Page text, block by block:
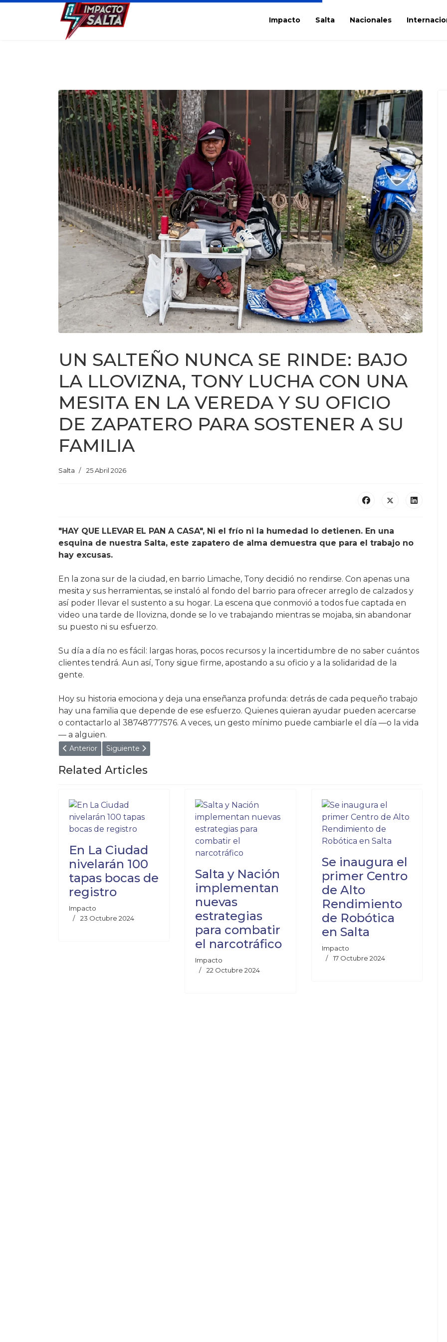
Impacto Salta Nacionales
UN SALTEÑO NUNCA SE RINDE: BAJO
LA LLOVIZNA, TONY LUCHA CON UNA
MESITA EN LA VEREDA Y SU OFICIO
DE ZAPATERO PARA SOSTENER A SU
FAMILIA
Salta 25 Abril 2026
"HAY QUE LLEVAR EL PAN A CASA", Ni el frío ni la humedad lo detienen. En una
esquina de nuestra Salta, este zapatero de alma demuestra que para el trabajo no
hay excusas.
En la zona sur de la ciudad, en barrio Limache, Tony decidió no rendirse. Con apenas una
mesita y sus herramientas, se instaló al fondo del barrio para ofrecer arreglo de calzados y
así poder llevar el sustento a su hogar. La escena que conmovió a todos fue captada en
video una tarde de llovizna, donde se lo ve trabajando mientras se mojaba, sin abandonar
su puesto ni su esfuerzo.
Su día a día no es fácil: largas horas, pocos recursos y la incertidumbre de no saber cuántos
clientes tendrá. Aun así, Tony sigue firme, apostando a su oficio y a la solidaridad de la
gente.
Hoy su historia emociona y deja una enseñanza profunda: detrás de cada pequeño trabajo
hay una familia que depende de ese esfuerzo. Quienes quieran ayudar pueden acercarse
o contactarlo al 38748777576. A veces, un gesto mínimo puede cambiarle el día —o la vida
— a alguien.
Artículo anterior: UNIVERSIDADES SALEN A LA CALLE CONTRA EL GOBIERNO NACIONAL: CUÁNDO ES
Anterior Artículo siguiente: SI REENVIASTE EL VIDEO DE LA TRAGEDIA EN LA ROTONDA DE
Siguiente
Related Articles
En La Ciudad
nivelarán 100
tapas bocas de
registro
Impacto
23 Octubre 2024
Salta y Nación
implementan
nuevas
estrategias
para combatir
el narcotráfico
Impacto
22 Octubre 2024
Se inaugura el
primer Centro
de Alto
Rendimiento
de Robótica
en Salta
Impacto
17 Octubre 2024